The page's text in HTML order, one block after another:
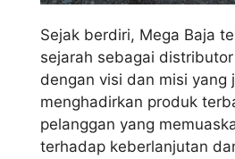
Sejak berdiri, Mega Baja
sejarah sebagai
dengan visi dan misi yang
menghadirkan produk
pelanggan yang
terhadap keberlanjutan